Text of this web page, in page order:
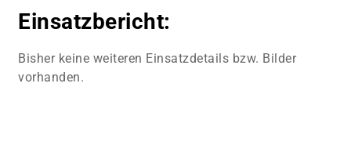
Einsatzbericht:
Bisher keine weiteren Einsatzdetails bzw. Bilder
vorhanden.